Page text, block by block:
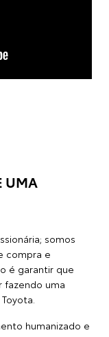
UMA
somos
compra e
é garantir que
fazendo uma
.
humanizado e